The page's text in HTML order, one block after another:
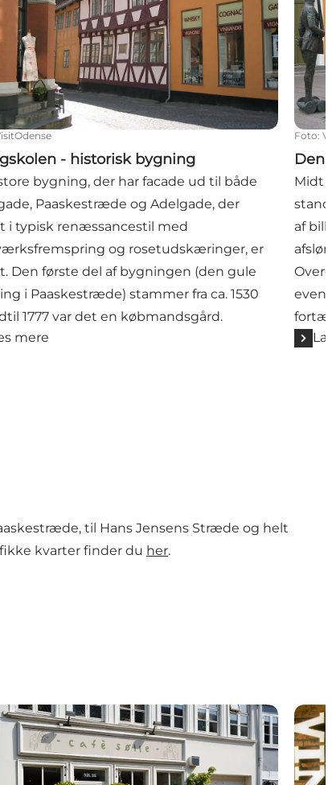
- historisk bygning
bygning, der har facade ud til både
Paaskestræde og Adelgade, der
i typisk renæssancestil med
og rosetudskæringer, er
Den første del af bygningen (den gule
i Paaskestræde) stammer fra ca. 1530
1777 var det en købmandsgård.
mere
Foto:
Den
Midt
af
til Hans Jensens Stræde og helt
kvarter finder du her.